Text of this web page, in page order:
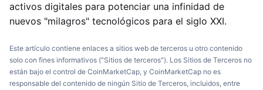
activos digitales para potenciar una infinidad de
nuevos "milagros" tecnológicos para el siglo XXI.
Este artículo contiene enlaces a sitios web de terceros u otro contenido
solo con fines informativos ("Sitios de terceros"). Los Sitios de Terceros no
están bajo el control de CoinMarketCap, y CoinMarketCap no es
responsable del contenido de ningún Sitio de Terceros, incluidos, entre